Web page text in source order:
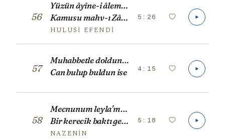
56
Yüzün âyîne-i âlemdir andan Hakk hüveydâdır
Kamusu mahv-ı Zât’ın cüz’ ü küll hep sende peydâdır
HULUSI EFENDI
5:26
57
Muhabbetle doldun ise
Can bulup buldun ise
4:15
58
Mecnunum leyla'mı gördüm
Bir kerecik baktı geçti
NAZENIN
5:18